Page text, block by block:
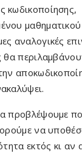
κωδικοποίησης,
αναλογικές
θα
προβλέψουμε
να
εκτός κι